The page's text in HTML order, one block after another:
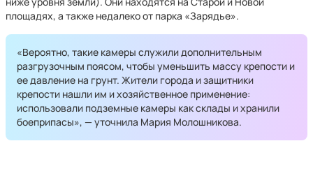
площадях, а также недалеко от парка «Зарядье».
«Вероятно, такие камеры служили дополнительным
разгрузочным поясом, чтобы уменьшить массу крепости и
ее давление на грунт. Жители города и защитники
крепости нашли им и хозяйственное применение:
использовали подземные камеры как склады и хранили
боеприпасы», — уточнила Мария Молошникова.